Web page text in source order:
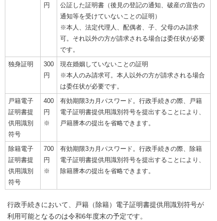
円
公証した証明書（後見の登記の通知、破産の宣告の
通知等を受けていないことの証明）
※本人、法定代理人、配偶者、子、父母のみ請求
可。それ以外の方が請求される場合は委任状が必要
です。
独身証明
300
円
現在婚姻していないことの証明
※本人のみ請求可。本人以外の方が請求される場合
は委任状が必要です。
戸籍電子
証明書提
供用識別
符号
400
円
※
有効期限3カ月パスワード。行政手続きの際、戸籍
電子証明書提供用識別符号を提出することにより、
戸籍謄本の提出を省略できます。
除籍電子
証明書提
供用識別
符号
700
円
※
有効期限3カ月パスワード。行政手続きの際、除籍
電子証明書提供用識別符号を提出することにより、
除籍謄本の提出を省略できます。
行政手続きにおいて、戸籍（除籍）電子証明書提供用識別符号が
利用可能となるのは令和6年度末の予定です。